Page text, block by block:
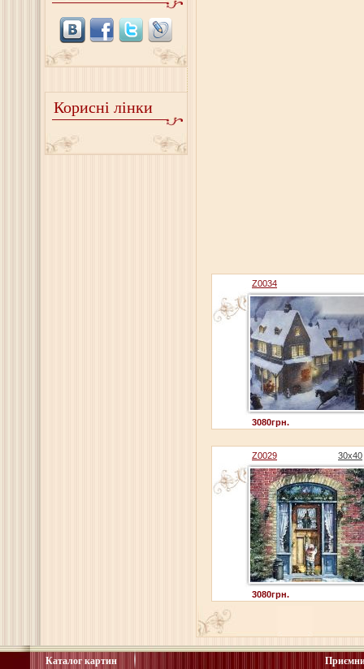
Корисні лінки
Z0034
3080грн.
Z0029 30x40
3080грн.
Каталог картин